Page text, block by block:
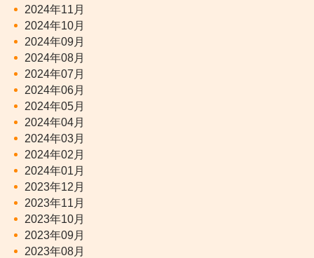
2024年11月
2024年10月
2024年09月
2024年08月
2024年07月
2024年06月
2024年05月
2024年04月
2024年03月
2024年02月
2024年01月
2023年12月
2023年11月
2023年10月
2023年09月
2023年08月